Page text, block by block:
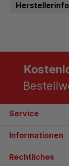
Service
Informationen
Rechtliches